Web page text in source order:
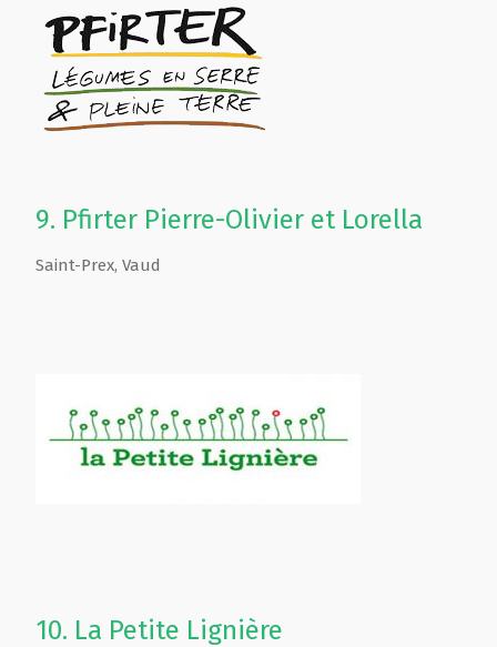
9. Pfirter Pierre-Olivier et Lorella
Saint-Prex, Vaud
10. La Petite Lignière